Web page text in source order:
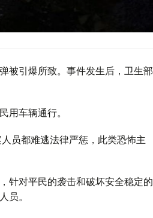
被引爆所致。事件发生后，卫生部
用车辆通行。
员都难逃法律严惩，此类恐怖主
针对平民的袭击和破坏安全稳定的
员。